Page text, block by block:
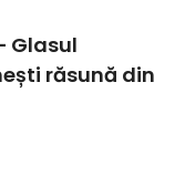
Glasul
răsună din